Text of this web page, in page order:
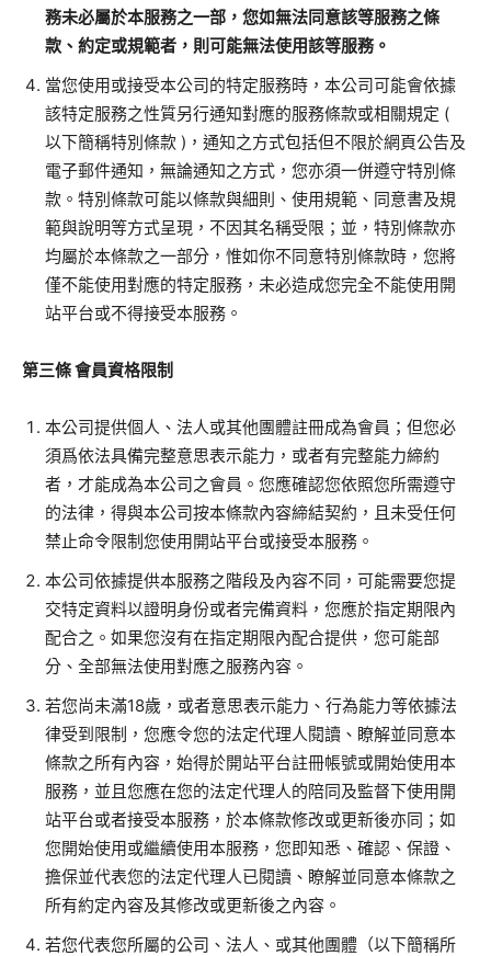
務未必屬於本服務之一部，您如無法同意該等服務之條
款、約定或規範者，則可能無法使用該等服務。
當您使用或接受本公司的特定服務時，本公司可能會依據
該特定服務之性質另行通知對應的服務條款或相關規定 (
以下簡稱特別條款 ) ，通知之方式包括但不限於網頁公告及
電子郵件通知，無論通知之方式，您亦須一併遵守特別條
款。特別條款可能以條款與細則、使用規範、同意書及規
範與說明等方式呈現，不因其名稱受限；並，特別條款亦
均屬於本條款之一部分，惟如你不同意特別條款時，您將
僅不能使用對應的特定服務，未必造成您完全不能使用開
站平台或不得接受本服務。
第三條會員資格限制
本公司提供個人、法人或其他團體註冊成為會員；但您必
須爲依法具備完整意思表示能力，或者有完整能力締約
者，才能成為本公司之會員。您應確認您依照您所需遵守
的法律，得與本公司按本條款內容締結契約，且未受任何
禁止命令限制您使用開站平台或接受本服務。
本公司依據提供本服務之階段及內容不同，可能需要您提
交特定資料以證明身份或者完備資料，您應於指定期限內
配合之。如果您沒有在指定期限內配合提供，您可能部
分、全部無法使用對應之服務內容。
若您尚未滿18歲，或者意思表示能力、行為能力等依據法
律受到限制，您應令您的法定代理人閱讀、瞭解並同意本
條款之所有內容，始得於開站平台註冊帳號或開始使用本
服務，並且您應在您的法定代理人的陪同及監督下使用開
站平台或者接受本服務，於本條款修改或更新後亦同；如
您開始使用或繼續使用本服務，您即知悉、確認、保證、
擔保並代表您的法定代理人已閱讀、瞭解並同意本條款之
所有約定內容及其修改或更新後之內容。
若您代表您所屬的公司、法人、或其他團體（以下簡稱所